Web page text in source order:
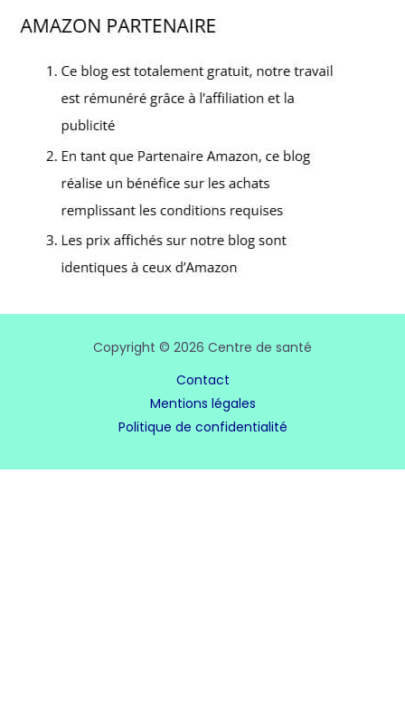
Copyright © 2026 Centre de santé
Contact
Mentions légales
Politique de confidentialité